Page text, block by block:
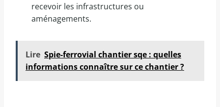
recevoir les infrastructures ou
aménagements.
Lire Spie-ferrovial chantier sqe : quelles
informations connaître sur ce chantier ?